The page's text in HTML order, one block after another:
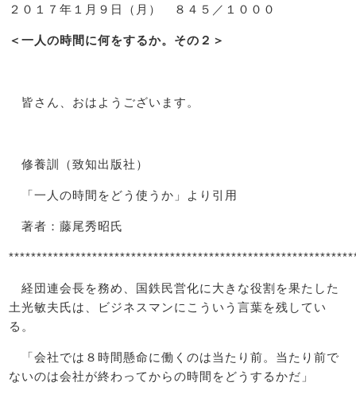
２０１７年１月９日（月） ８４５／１０００
＜一人の時間に何をするか。その２＞
皆さん、おはようございます。
修養訓（致知出版社）
「一人の時間をどう使うか」より引用
著者：藤尾秀昭氏
経団連会長を務め、国鉄民営化に大きな役割を果たした
土光敏夫氏は、ビジネスマンにこういう言葉を残してい
る。
「会社では８時間懸命に働くのは当たり前。当たり前で
ないのは会社が終わってからの時間をどうするかだ」